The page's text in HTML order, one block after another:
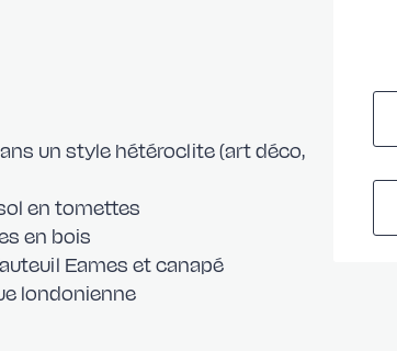
un style hétéroclite (art déco,
en tomettes
en bois
Eames et canapé
londonienne